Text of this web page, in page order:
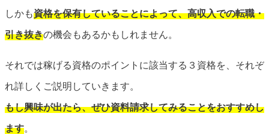
しかも資格を保有していることによって、高収入での転職・
引き抜きの機会もあるかもしれません。
それでは稼げる資格のポイントに該当する３資格を、それぞ
れ詳しくご説明していきます。
もし興味が出たら、ぜひ資料請求してみることをおすすめし
ます。